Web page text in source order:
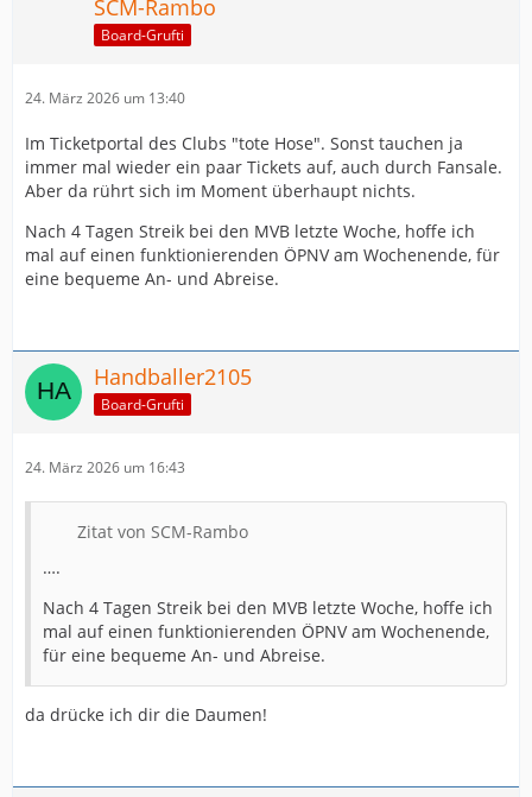
SCM-Rambo
Board-Grufti
24. März 2026 um 13:40
Im Ticketportal des Clubs "tote Hose". Sonst tauchen ja
immer mal wieder ein paar Tickets auf, auch durch Fansale.
Aber da rührt sich im Moment überhaupt nichts.
Nach 4 Tagen Streik bei den MVB letzte Woche, hoffe ich
mal auf einen funktionierenden ÖPNV am Wochenende, für
eine bequeme An- und Abreise.
Handballer2105
Board-Grufti
24. März 2026 um 16:43
Zitat von SCM-Rambo
….
Nach 4 Tagen Streik bei den MVB letzte Woche, hoffe ich
mal auf einen funktionierenden ÖPNV am Wochenende,
für eine bequeme An- und Abreise.
da drücke ich dir die Daumen!